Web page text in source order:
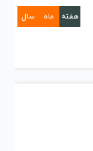
هفته ماه سال